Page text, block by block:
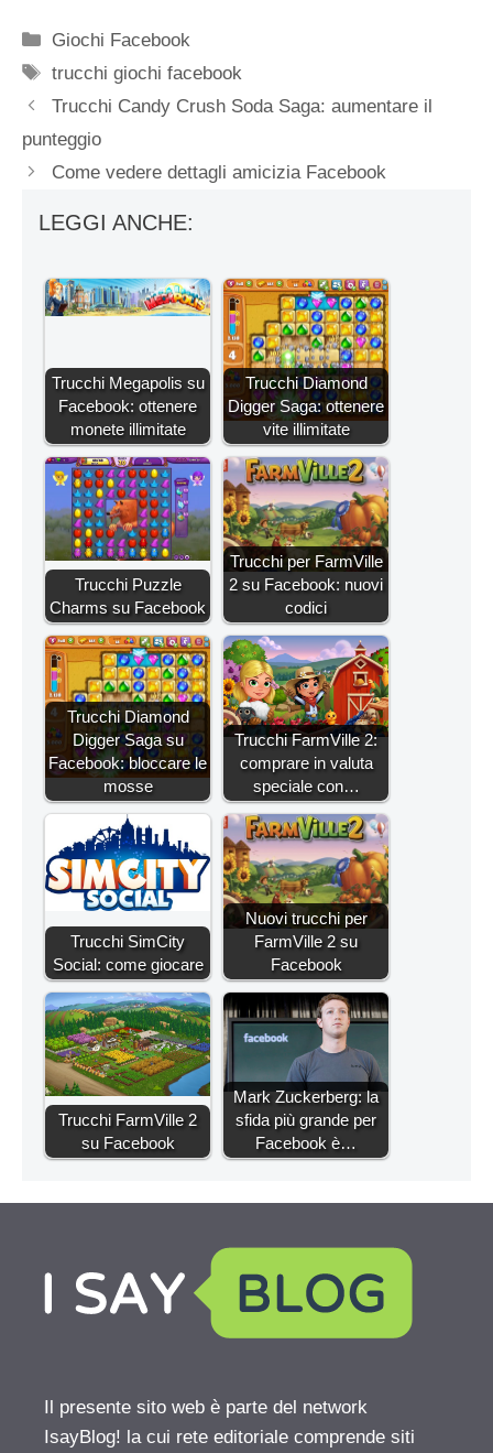
Categorie
Giochi Facebook
Tag
trucchi giochi facebook
Trucchi Candy Crush Soda Saga: aumentare il
punteggio
Come vedere dettagli amicizia Facebook
LEGGI ANCHE:
Trucchi Megapolis su
Facebook: ottenere
monete illimitate
Trucchi Diamond
Digger Saga: ottenere
vite illimitate
Trucchi Puzzle
Charms su Facebook
Trucchi per FarmVille
2 su Facebook: nuovi
codici
Trucchi Diamond
Digger Saga su
Facebook: bloccare le
mosse
Trucchi FarmVille 2:
comprare in valuta
speciale con…
Trucchi SimCity
Social: come giocare
Nuovi trucchi per
FarmVille 2 su
Facebook
Trucchi FarmVille 2
su Facebook
Mark Zuckerberg: la
sfida più grande per
Facebook è…
Il presente sito web è parte del network
IsayBlog! la cui rete editoriale comprende siti